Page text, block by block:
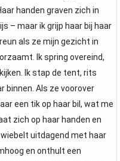
handen graven zich in
– maar ik grijp haar bij haar
als ze mijn gezicht in
Ik spring overeind,
Ik stap de tent, rits
binnen. Als ze voorover
een tik op haar bil, wat me
zich op haar handen en
uitdagend met haar
en onthult een